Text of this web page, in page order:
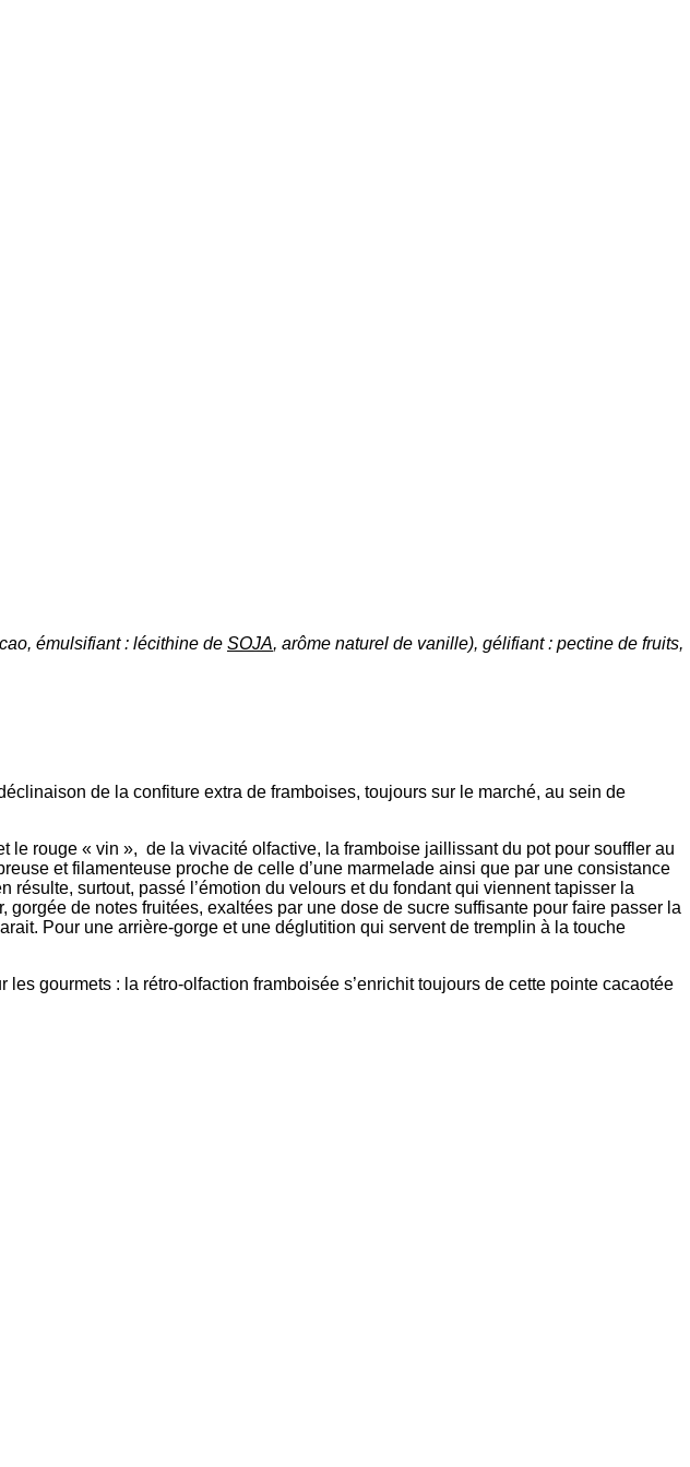
émulsifiant : lécithine de SOJA, arôme naturel de vanille), gélifiant : pectine de fruits,
de la confiture extra de framboises, toujours sur le marché, au sein de
le rouge « vin », de la vivacité olfactive, la framboise jaillissant du pot pour souffler au
et filamenteuse proche de celle d’une marmelade ainsi que par une consistance
surtout, passé l’émotion du velours et du fondant qui viennent tapisser la
de notes fruitées, exaltées par une dose de sucre suffisante pour faire passer la
Pour une arrière-gorge et une déglutition qui servent de tremplin à la touche
gourmets : la rétro-olfaction framboisée s’enrichit toujours de cette pointe cacaotée